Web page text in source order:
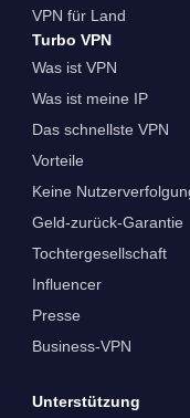
VPN für Land
Turbo VPN
Was ist VPN
Was ist meine IP
Das schnellste VPN
Vorteile
Keine
Geld-zurück-Garantie
Tochtergesellschaft
Influencer
Presse
Business-VPN
Unterstützung